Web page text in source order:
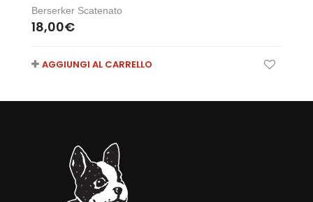
Berserker Scatenato
18,00€
AGGIUNGI AL CARRELLO